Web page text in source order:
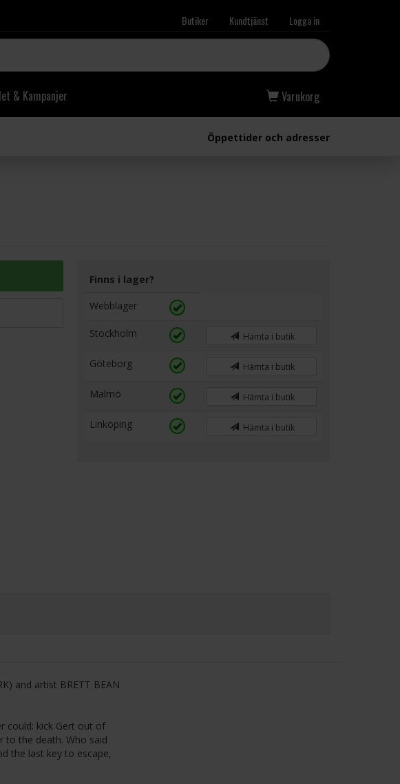
Butiker Kundtjänst Logga in
& Kampanjer Varukorg
Öppettider och adresser
Finns i lager?
Webblager
Stockholm Hämta i butik
Göteborg Hämta i butik
Malmö Hämta i butik
Linköping Hämta i butik
and artist BRETT BEAN
could: kick Gert out of
to the death. Who said
the last key to escape,